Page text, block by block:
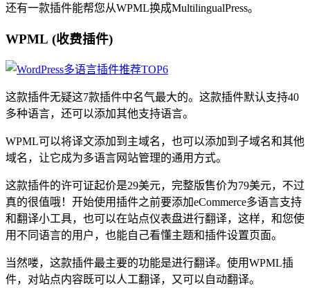
还有一款插件能帮您从WPML换成MultilingualPress。
WPML (收费插件)
这款插件无疑这7款插件中名气最大的。这款插件默认支持40
多种语言，还可以添加其他支持语言。
WPML可以将译文添加到主域名，也可以添加到子域名和其他
域名，让它成为多语言网站管理的通用方式。
这款插件的许可证起价是29美元，完整版售价为79美元，不过
真的很值哦！开始使用插件之前要添加eCommerce多语言支持
和翻译小工具，也可以在站点仪表盘进行翻译，这样，和您使
用不同语言的用户，也能自己看懂主题和插件设置页面。
当然喽，这款插件最主要的功能是进行翻译。使用WPML插
件，对站点内容既可以人工翻译，又可以自动翻译。